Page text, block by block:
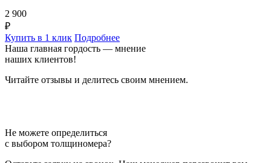
2 900
₽
Купить в 1 клик Подробнее
Наша главная гордость — мнение
наших клиентов!
Читайте отзывы и делитесь своим мнением.
Не можете определиться
с выбором толщиномера?